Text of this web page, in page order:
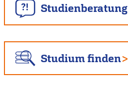
Studienberatung
Studium finden